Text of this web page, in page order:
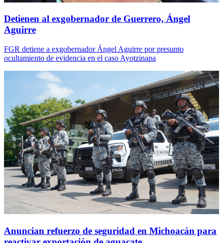
Detienen al exgobernador de Guerrero, Ángel
Aguirre
FGR detiene a exgobernador Ángel Aguirre por presunto
ocultamiento de evidencia en el caso Ayotzinapa
Anuncian refuerzo de seguridad en Michoacán para